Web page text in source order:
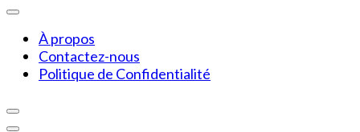
À propos
Contactez-nous
Politique de Confidentialité